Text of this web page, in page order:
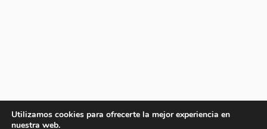
Utilizamos cookies para ofrecerte la mejor experiencia en
nuestra web.